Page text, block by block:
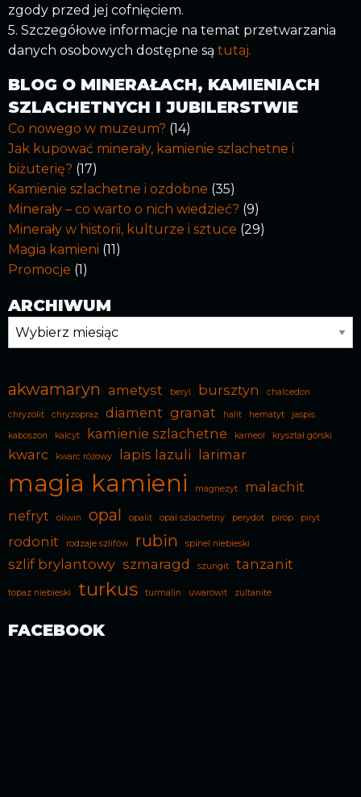
zgody przed jej cofnięciem.
5. Szczegółowe informacje na temat przetwarzania
danych osobowych dostępne są tutaj.
BLOG O MINERAŁACH, KAMIENIACH
SZLACHETNYCH I JUBILERSTWIE
Co nowego w muzeum? (14)
Jak kupować minerały, kamienie szlachetne i
biżuterię? (17)
Kamienie szlachetne i ozdobne (35)
Minerały – co warto o nich wiedzieć? (9)
Minerały w historii, kulturze i sztuce (29)
Magia kamieni (11)
Promocje (1)
ARCHIWUM
Archiwum
akwamaryn ametyst beryl bursztyn chalcedon
chryzolit chryzopraz diament granat halit hematyt
jaspis
kaboszon
kalcyt kamienie szlachetne karneol kryształ górski
kwarc kwarc różowy lapis lazuli larimar
magia kamieni magnezyt
malachit
nefryt
oliwin opal opalit opal szlachetny perydot pirop piryt
rodonit rodzaje szlifów rubin spinel niebieski
szlif brylantowy szmaragd szungit tanzanit
topaz niebieski turkus turmalin uwarowit zultanite
FACEBOOK